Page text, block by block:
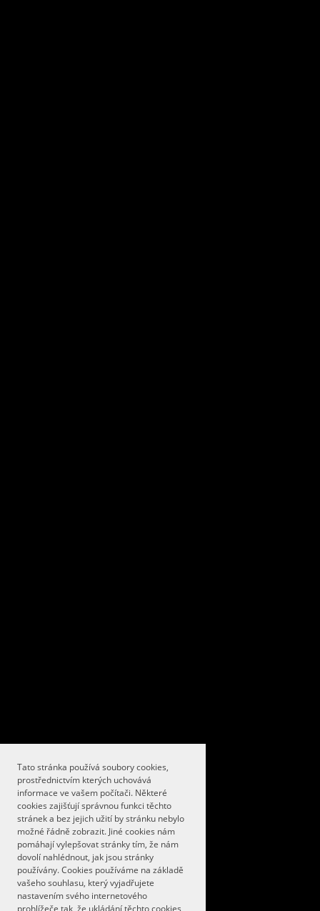
Tato stránka používá soubory cookies,
prostřednictvím kterých uchovává
informace ve vašem počítači. Některé
cookies zajišťují správnou funkci těchto
stránek a bez jejich užití by stránku nebylo
možné řádně zobrazit. Jiné cookies nám
pomáhají vylepšovat stránky tím, že nám
dovolí nahlédnout, jak jsou stránky
používány. Cookies používáme na základě
vašeho souhlasu, který vyjadřujete
nastavením svého internetového